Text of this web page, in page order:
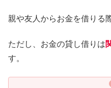
親や友人からお金を借りる
ただし、お金の貸し借りは
す。